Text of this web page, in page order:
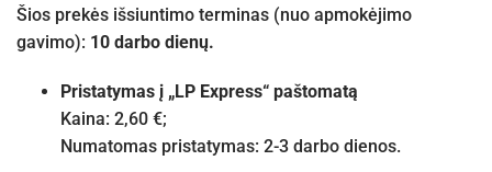
Šios prekės išsiuntimo terminas (nuo apmokėjimo
gavimo): 10 darbo dienų.
Pristatymas į „LP Express“ paštomatą
Kaina: 2,60 €;
Numatomas pristatymas: 2-3 darbo dienos.